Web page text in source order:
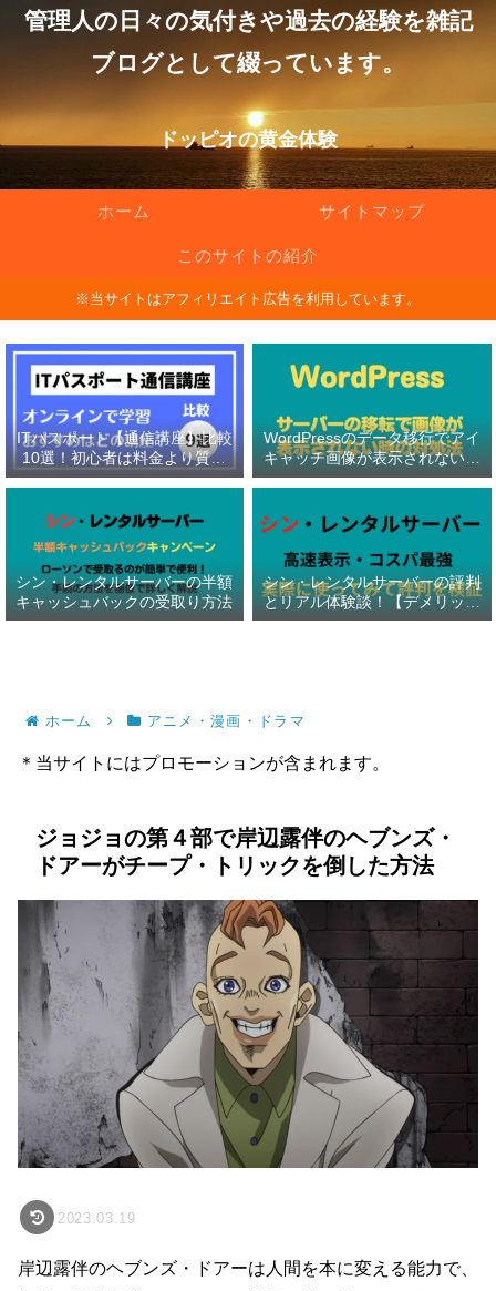
管理人の日々の気付きや過去の経験を雑記
ブログとして綴っています。
ドッピオの黄金体験
ホーム サイトマップ
このサイトの紹介
※当サイトはアフィリエイト広告を利用しています。
ITパスポート【通信講座】比較
10選！初心者は料金より質問
対応の有無を重視！
WordPressのデータ移行でアイ
キャッチ画像が表示されない原
因と対処法
シン・レンタルサーバーの半額
キャッシュバックの受取り方法
シン・レンタルサーバーの評判
とリアル体験談！【デメリット
暴露】
ホーム アニメ・漫画・ドラマ
＊当サイトにはプロモーションが含まれます。
ジョジョの第４部で岸辺露伴のヘブンズ・
ドアーがチープ・トリックを倒した方法
2023.03.19
岸辺露伴のヘブンズ・ドアーは人間を本に変える能力で、